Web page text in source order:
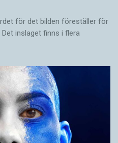
för det bilden föreställer för
inslaget finns i flera